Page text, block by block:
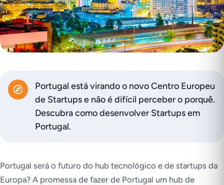
Portugal está virando o novo Centro Europeu
de Startups e não é difícil perceber o porquê.
Descubra como desenvolver Startups em
Portugal.
Portugal será o futuro do hub tecnológico e de startups da
Europa? A promessa de fazer de Portugal um hub de